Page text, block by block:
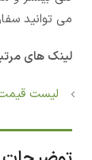
می توانید
لینک های
لیست